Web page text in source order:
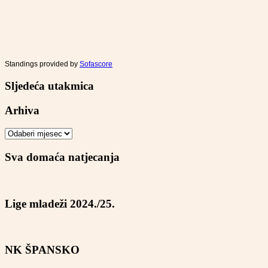
Standings provided by Sofascore
Sljedeća utakmica
Arhiva
Arhiva
Sva domaća natjecanja
Lige mladeži 2024./25.
NK ŠPANSKO